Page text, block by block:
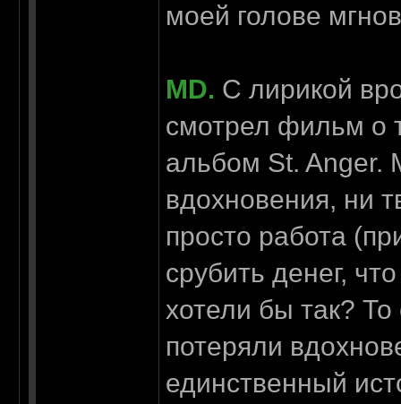
моей голове
MD. С лирикой
смотрел фильм о
альбом St. Anger.
вдохновения, ни
просто работа
срубить денег,
хотели бы так?
потеряли
единственный